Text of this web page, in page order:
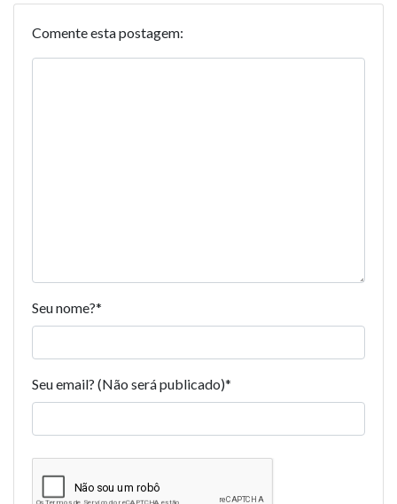
Comente esta postagem:
Seu nome?*
Seu email? (Não será publicado)*